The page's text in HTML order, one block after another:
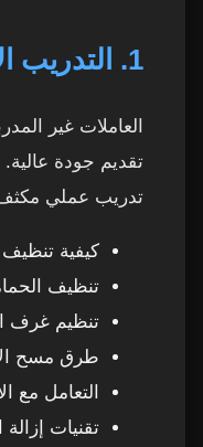
1. التدريب الاحترافي للعاملات
العاملات غير
تدريب عملي
كيفية
تنظيف
تنظيم غرف
طرق مسح
التعامل مع
تقنيات